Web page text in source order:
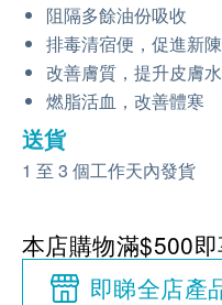
阻隔多餘油份吸收
排毒清宿便，促進新
改善膚質，提升皮膚
燃脂活血，改善體寒
送貨
1 至 3 個工作天內發貨
本店購物滿$500
即睇全店產